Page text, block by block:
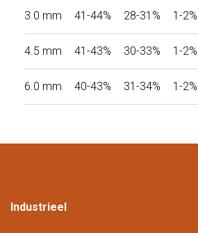
3.0 mm 41-44% 28-31% 1-2%
4.5 mm 41-43% 30-33% 1-2%
6.0 mm 40-43% 31-34% 1-2%
Industrieel